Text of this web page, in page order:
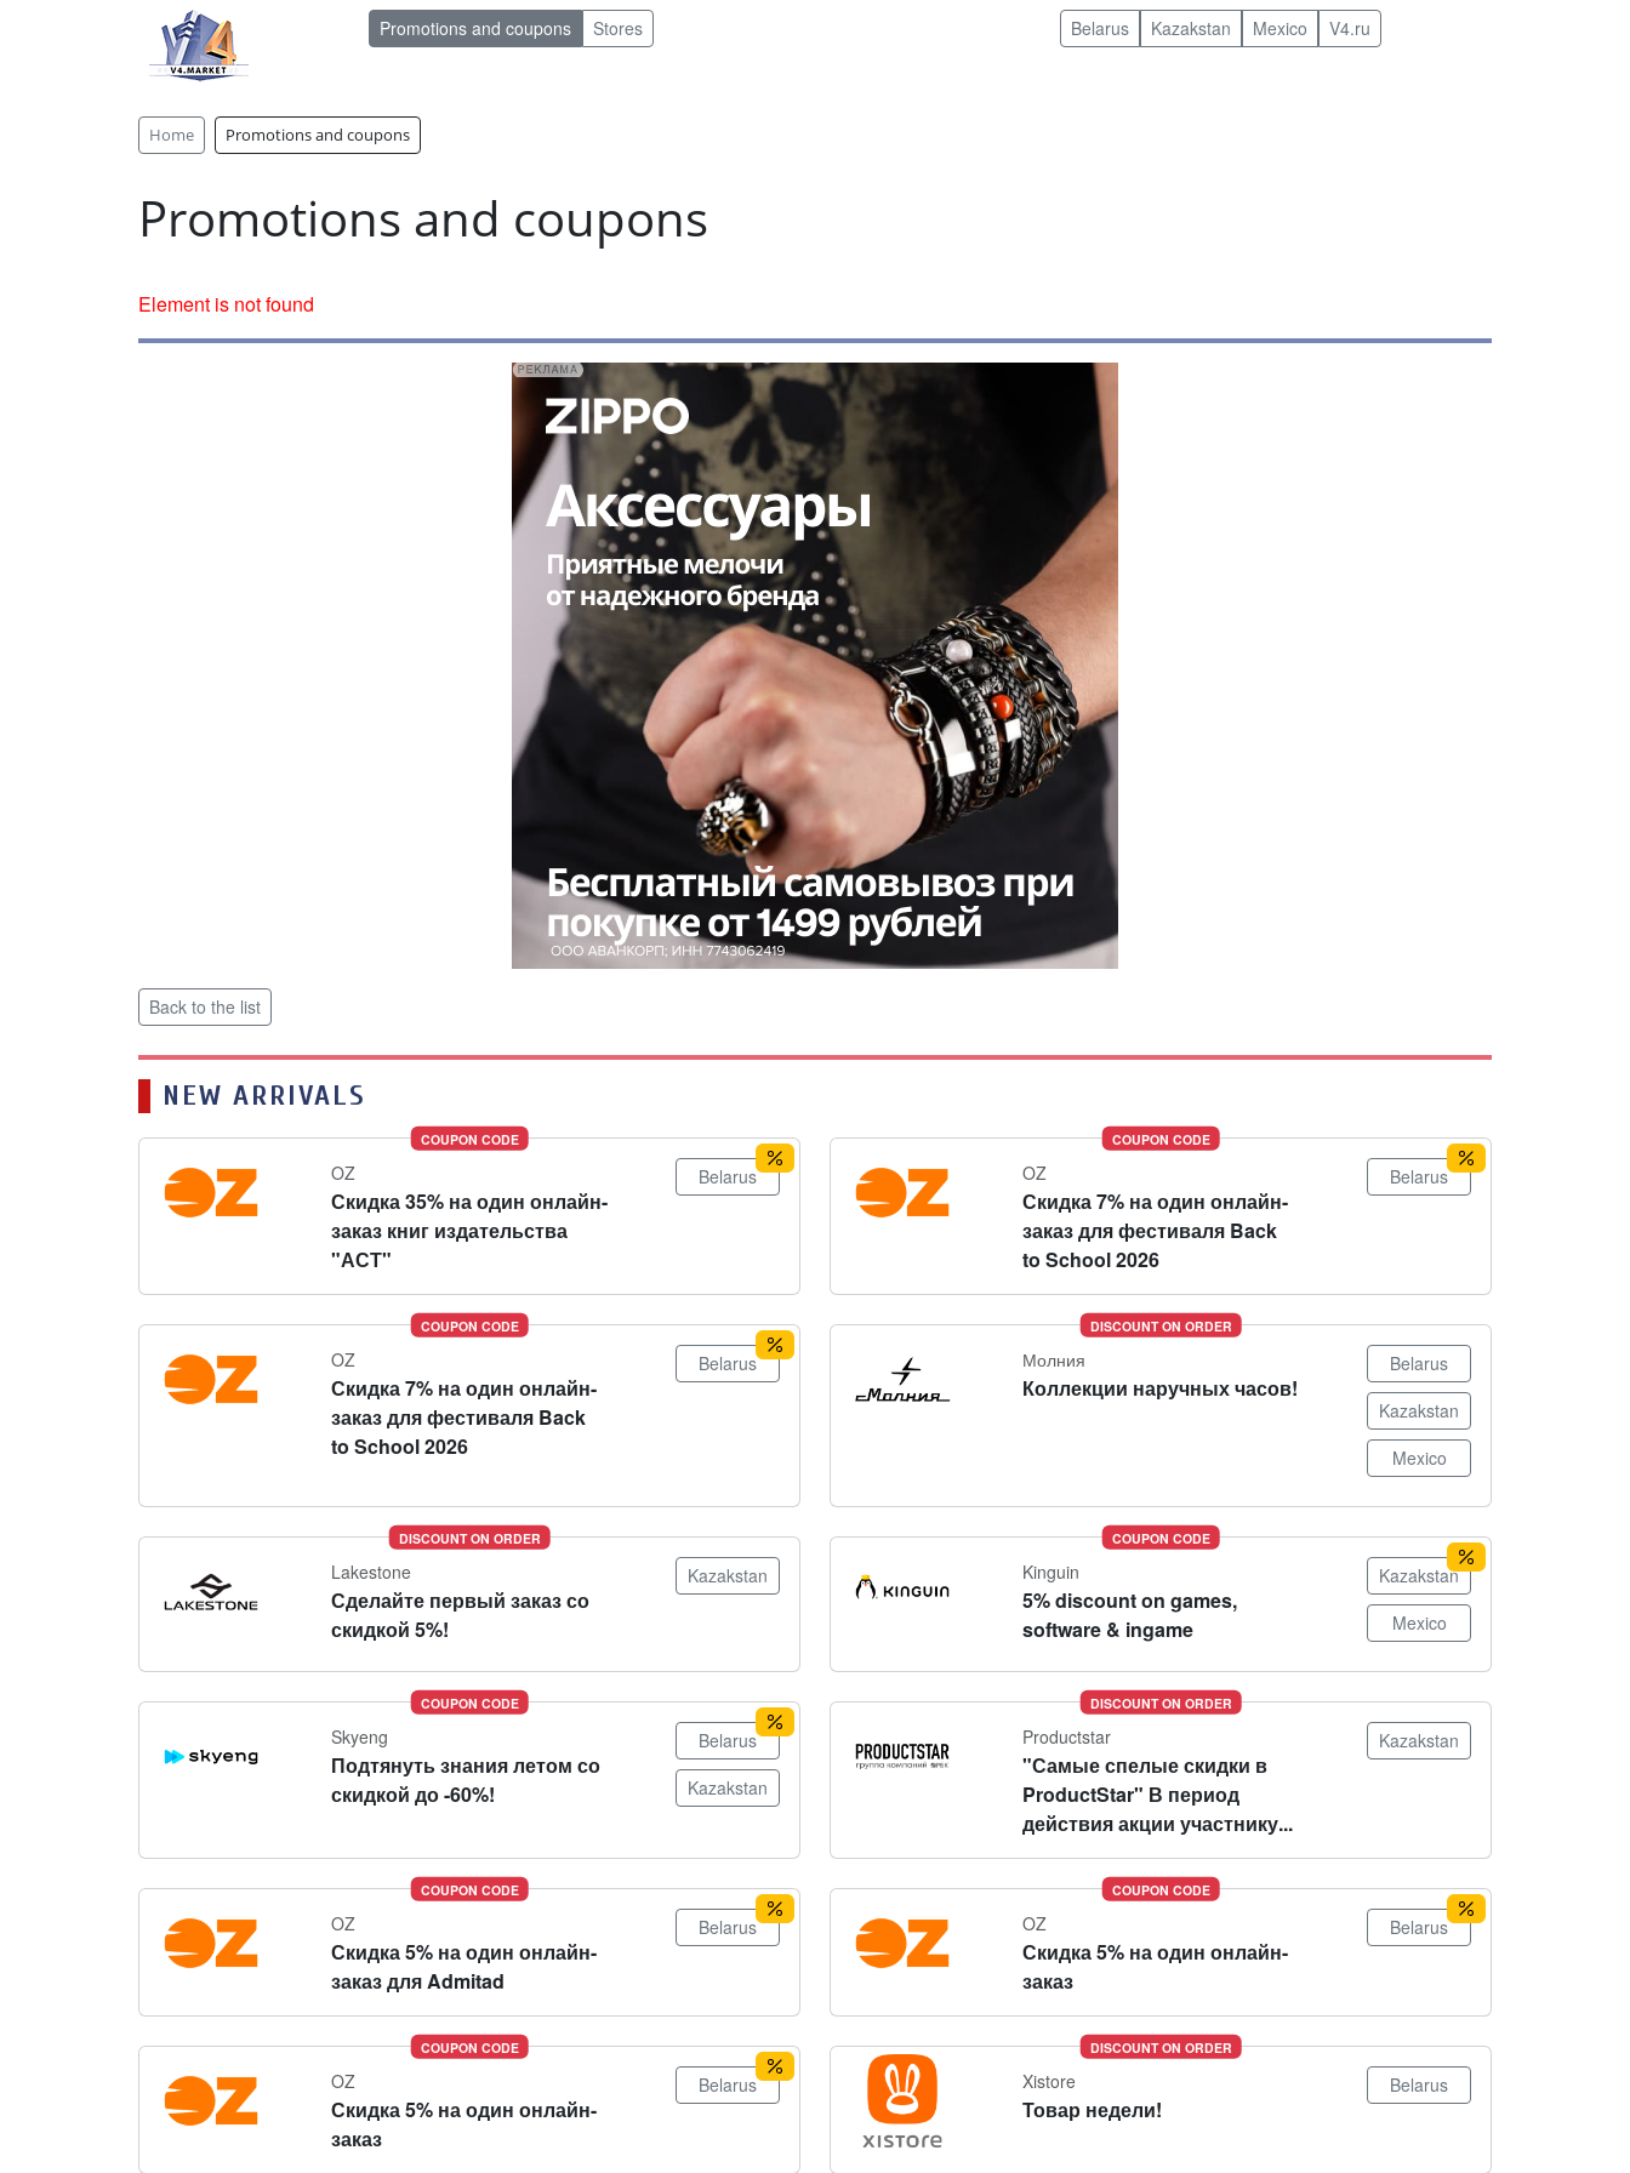
Promotions and coupons Stores Belarus Kazakstan Mexico V4.ru
Home Promotions and coupons
Promotions and coupons
Element is not found
Back to the list
NEW ARRIVALS
COUPON CODE
OZ
Скидка 35% на один онлайн-
заказ книг издательства
"АСТ"
Belarus
COUPON CODE
OZ
Скидка 7% на один онлайн-
заказ для фестиваля Back
to School 2026
Belarus
COUPON CODE
OZ
Скидка 7% на один онлайн-
заказ для фестиваля Back
to School 2026
Belarus
DISCOUNT ON ORDER
Молния
Коллекции наручных часов!
Belarus
Kazakstan
Mexico
DISCOUNT ON ORDER
Lakestone
Сделайте первый заказ со
скидкой 5%!
Kazakstan
COUPON CODE
Kinguin
5% discount on games,
software & ingame
Kazakstan
Mexico
COUPON CODE
Skyeng
Подтянуть знания летом со
скидкой до -60%!
Belarus
Kazakstan
DISCOUNT ON ORDER
Productstar
"Самые спелые скидки в
ProductStar" В период
действия акции участнику...
Kazakstan
COUPON CODE
OZ
Скидка 5% на один онлайн-
заказ для Admitad
Belarus
COUPON CODE
OZ
Скидка 5% на один онлайн-
заказ
Belarus
COUPON CODE
OZ
Скидка 5% на один онлайн-
заказ
Belarus
DISCOUNT ON ORDER
Xistore
Товар недели!
Belarus